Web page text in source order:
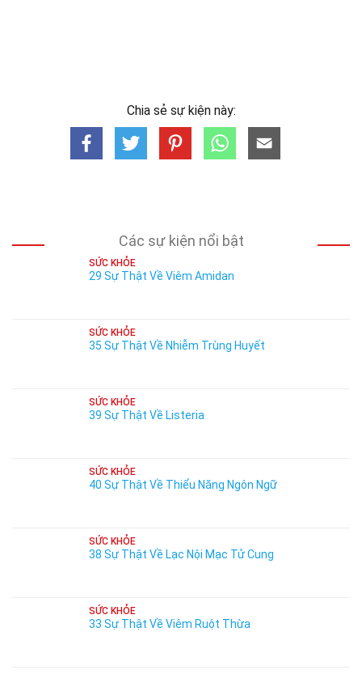
Chia sẻ sự kiện này:
Các sự kiện nổi bật
SỨC KHỎE
29 Sự Thật Về Viêm Amidan
SỨC KHỎE
35 Sự Thật Về Nhiễm Trùng Huyết
SỨC KHỎE
39 Sự Thật Về Listeria
SỨC KHỎE
40 Sự Thật Về Thiểu Năng Ngôn Ngữ
SỨC KHỎE
38 Sự Thật Về Lạc Nội Mạc Tử Cung
SỨC KHỎE
33 Sự Thật Về Viêm Ruột Thừa